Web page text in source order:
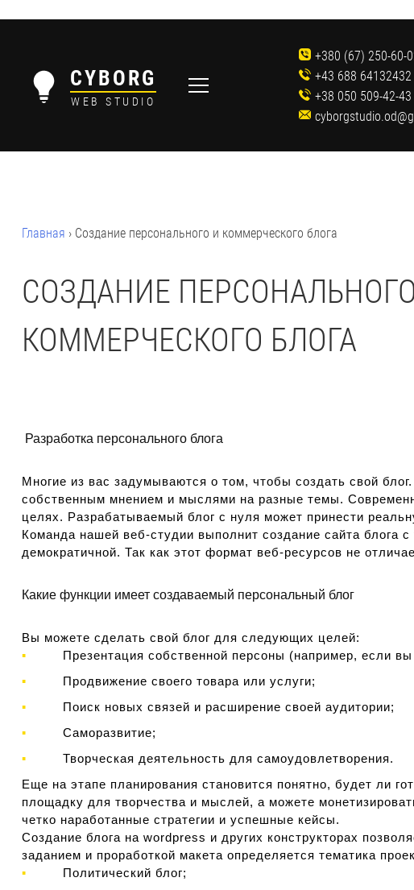
CYBORG
WEB STUDIO
+380 (67) 250-60-
+43 688 64132432
+38 050 509-42-
Главная › Создание персонального и коммерческого блога
СОЗДАНИЕ
КОММЕРЧЕСКОГО БЛОГА
Разработка персонального блога
Многие из вас задумываются о том, чтобы создать свой
собственным мнением и мыслями на разные темы.
целях. Разрабатываемый блог с нуля может принести
Команда нашей веб-студии выполнит создание сайта блога
демократичной. Так как этот формат веб-ресурсов не
Какие функции имеет создаваемый персональный блог
Вы можете сделать свой блог для следующих целей:
Презентация собственной персоны (например, если
Продвижение своего товара или услуги;
Поиск новых связей и расширение своей аудитории;
Саморазвитие;
Творческая деятельность для самоудовлетворения.
Еще на этапе планирования становится понятно, будет ли
площадку для творчества и мыслей, а можете
четко наработанные стратегии и успешные кейсы.
Создание блога на wordpress и других конструкторах
заданием и проработкой макета определяется тематика
Политический блог;